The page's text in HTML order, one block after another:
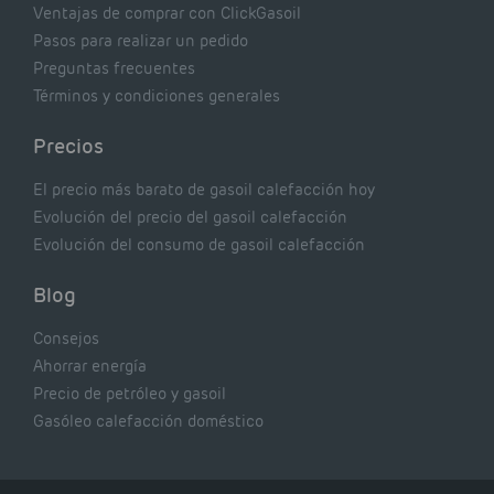
Ventajas de comprar con ClickGasoil
Pasos para realizar un pedido
Preguntas frecuentes
Términos y condiciones generales
Precios
El precio más barato de gasoil calefacción hoy
Evolución del precio del gasoil calefacción
Evolución del consumo de gasoil calefacción
Blog
Consejos
Ahorrar energía
Precio de petróleo y gasoil
Gasóleo calefacción doméstico